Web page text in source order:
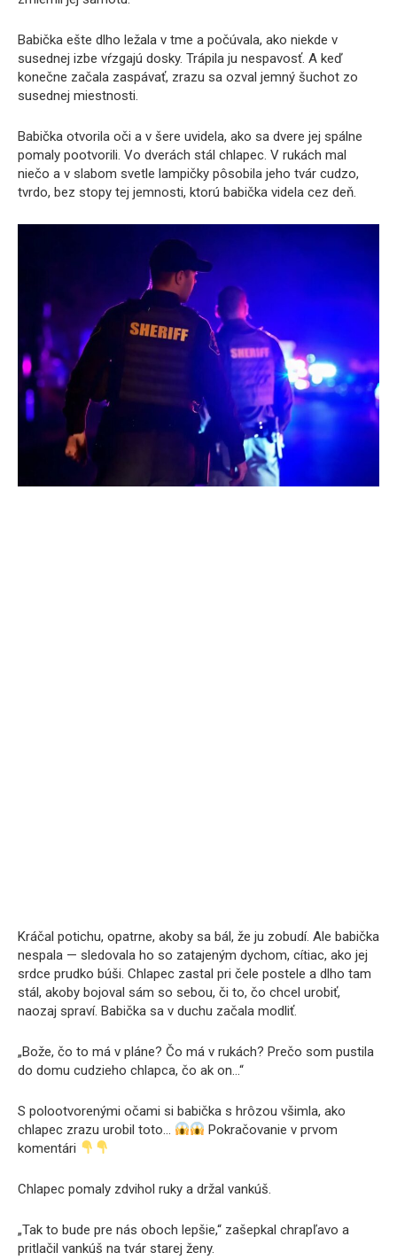
Babička ešte dlho ležala v tme a počúvala, ako niekde v
susednej izbe vŕzgajú dosky. Trápila ju nespavosť. A keď
konečne začala zaspávať, zrazu sa ozval jemný šuchot zo
susednej miestnosti.
Babička otvorila oči a v šere uvidela, ako sa dvere jej spálne
pomaly pootvorili. Vo dverách stál chlapec. V rukách mal
niečo a v slabom svetle lampičky pôsobila jeho tvár cudzo,
tvrdo, bez stopy tej jemnosti, ktorú babička videla cez deň.
Kráčal potichu, opatrne, akoby sa bál, že ju zobudí. Ale babička
nespala — sledovala ho so zatajeným dychom, cítiac, ako jej
srdce prudko búši. Chlapec zastal pri čele postele a dlho tam
stál, akoby bojoval sám so sebou, či to, čo chcel urobiť,
naozaj spraví. Babička sa v duchu začala modliť.
„Bože, čo to má v pláne? Čo má v rukách? Prečo som pustila
do domu cudzieho chlapca, čo ak on…“
S polootvorenými očami si babička s hrôzou všimla, ako
chlapec zrazu urobil toto…
Pokračovanie v prvom
komentári
Chlapec pomaly zdvihol ruky a držal vankúš.
„Tak to bude pre nás oboch lepšie,“ zašepkal chrapľavo a
pritlačil vankúš na tvár starej ženy.